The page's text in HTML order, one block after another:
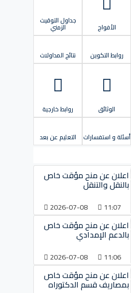
الأفواج
جداول التوقيت
الزمني
روابط التكوين نتائج المداولات
الوثائق روابط خارجية
أسئلة و استفسارات التعليم عن بعد
اعلان عن منح مؤقت خاص
بالنقل والتنقل
11:07
2026-07-08
اعلان عن منح مؤقت خاص
بالدعم الإمدادي
11:06
2026-07-08
اعلان عن منح مؤقت خاص
بمصاريف قسم الدكتوراه